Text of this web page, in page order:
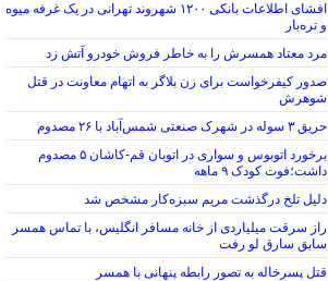
افشای اطلاعات بانکی ۱۲۰۰ شهروند تهرانی در یک غرفه میوه
و تره‌بار
مرد معتاد همسرش را به خاطر فروش خودرو آتش زد
صدور کیفرخواست برای زن بلاگر به اتهام معاونت در قتل
شوهرش
حریق ۳ سوله در شهرک صنعتی شمس‌آباد با ۲۶ مصدوم
برخورد اتوبوس و سواری در اتوبان قم-کاشان ۵ مصدوم
داشت؛فوت کودک ۹ ماهه
دلیل تلخ درگذشت مریم سبزه‌کار مشخص شد
راز سرقت میلیاردی از خانه مسافر انگلیس، با تماس همسر
سابق سارق لو رفت
قتل پسرخاله به تصور رابطه پنهانی با همسر